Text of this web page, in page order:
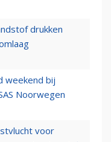
drukken
weekend bij
Noorwegen
voor